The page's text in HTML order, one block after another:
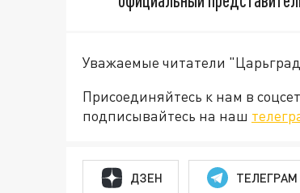
Уважаемые читатели
Присоединяйтесь к нам в
подписывайтесь на наш
ДЗЕН ТЕЛЕГРАМ